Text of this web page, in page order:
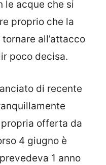
le acque che si
proprio che la
all’attacco
poco decisa.
di recente
offerta da
4 giugno è
1 anno